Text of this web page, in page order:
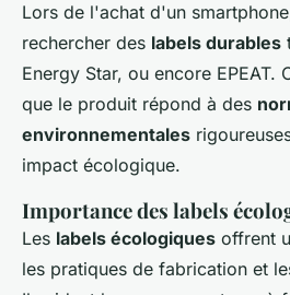
Lors de l'achat d'un
rechercher des labels durables
Energy Star, ou encore EPEAT.
que le produit répond à des
environnementales
impact écologique.
Importance des labels
Les labels écologiques offrent
les pratiques de fabrication et